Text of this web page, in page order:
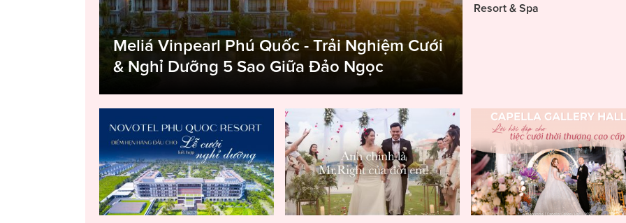
Meliá Vinpearl Phú Quốc - Trải Nghiệm Cưới
& Nghỉ Dưỡng 5 Sao Giữa Đảo Ngọc
Resort & Spa